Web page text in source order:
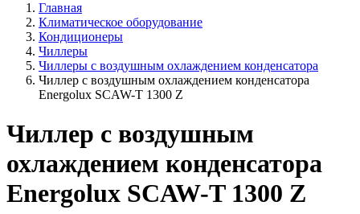
Главная
Климатическое оборудование
Кондиционеры
Чиллеры
Чиллеры с воздушным охлаждением конденсатора
Чиллер с воздушным охлаждением конденсатора
Energolux SCAW-T 1300 Z
Чиллер с воздушным
охлаждением конденсатора
Energolux SCAW-T 1300 Z